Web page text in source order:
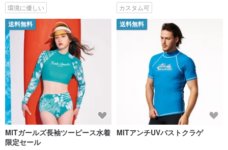
環境に優しい カスタム可
送料無料
MITガールズ長袖ツーピース水着
限定セール
送料無料
MITアンチUVバストクラゲ